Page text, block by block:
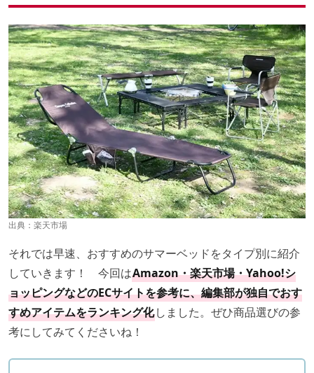
出典： 楽天市場
それでは早速、おすすめのサマーベッドをタイプ別に紹介
していきます！ 今回はAmazon・楽天市場・Yahoo!シ
ョッピングなどのECサイトを参考に、編集部が独自でおす
すめアイテムをランキング化しました。ぜひ商品選びの参
考にしてみてくださいね！